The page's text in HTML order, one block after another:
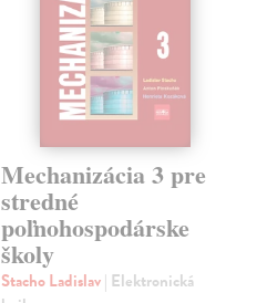
Mechanizácia 3 pre
stredné
poľnohospodárske
školy
Stacho Ladislav| Elektronická